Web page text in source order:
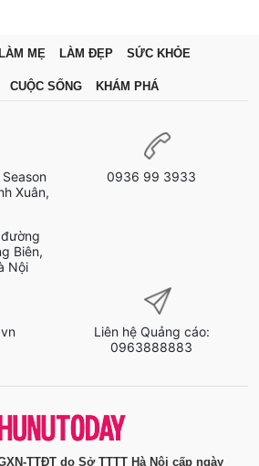
LÀM MẸ LÀM ĐẸP SỨC KHỎE
CUỘC SỐNG KHÁM PHÁ
Xuân,
Biên,
Nội
0936 99 3933
Liên hệ Quảng cáo:
0963888883
TTĐT do Sở TTTT Hà Nội cấp ngày